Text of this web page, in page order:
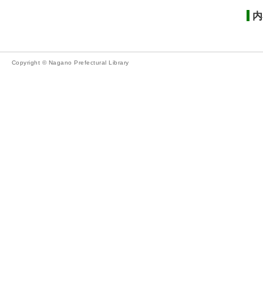
Copyright © Nagano Prefectural Library